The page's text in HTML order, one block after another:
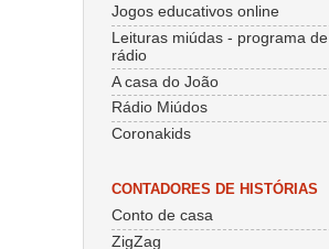
Jogos educativos online
Leituras miúdas - programa de
rádio
A casa do João
Rádio Miúdos
Coronakids
CONTADORES DE HISTÓRIAS
Conto de casa
ZigZag